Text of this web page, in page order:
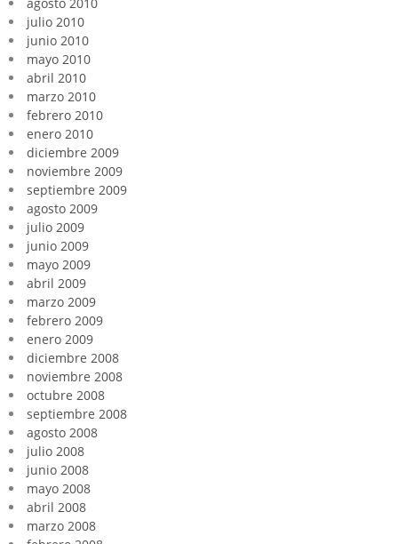
julio 2010
junio 2010
mayo 2010
abril 2010
marzo 2010
febrero 2010
enero 2010
diciembre 2009
noviembre 2009
septiembre 2009
agosto 2009
julio 2009
junio 2009
mayo 2009
abril 2009
marzo 2009
febrero 2009
enero 2009
diciembre 2008
noviembre 2008
octubre 2008
septiembre 2008
agosto 2008
julio 2008
junio 2008
mayo 2008
abril 2008
marzo 2008